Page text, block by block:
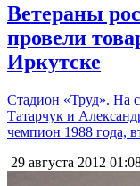
Ветераны
провели
Иркутске
Стадион «Труд». На
Татарчук и
чемпион 1988 года,
29 августа 2012